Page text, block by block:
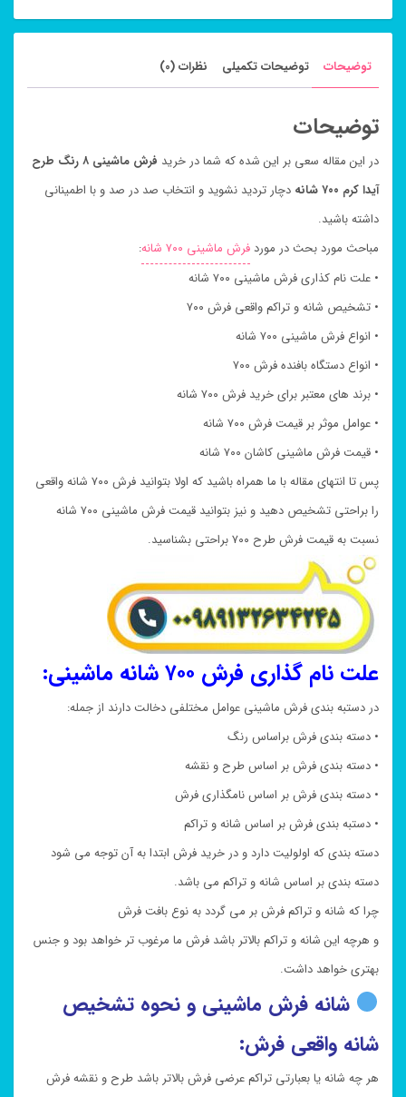
توضیحات توضیحات تکمیلی نظرات (0)
توضیحات
در این مقاله سعی بر این شده که شما در خرید
فرش ماشینی ۸ رنگ طرح
آیدا کرم ۷۰۰ شانه
دچار تردید نشوید و انتخاب صد در صد و با اطمینانی
داشته باشید.
مباحث مورد بحث در موردفرش ماشینی ۷۰۰ شانه
:
• علت نام کذاری فرش ماشینی ۷۰۰ شانه
• تشخیص شانه و تراکم واقعی فرش ۷۰۰
• انواع فرش ماشینی ۷۰۰ شانه
• انواع دستگاه بافنده فرش ۷۰۰
• برند های معتبر برای خرید فرش ۷۰۰ شانه
• عوامل موثر بر قیمت فرش ۷۰۰ شانه
• قیمت فرش ماشینی کاشان ۷۰۰ شانه
پس تا انتهای مقاله با ما همراه باشید که اولا بتوانید فرش ۷۰۰ شانه واقعی
را براحتی تشخیص دهید و نیز بتوانید قیمت فرش ماشینی ۷۰۰ شانه
نسبت به قیمت فرش طرح ۷۰۰ براحتی بشناسید.
علت نام گذاری فرش ۷۰۰ شانه ماشینی:
در دستبه بندی فرش ماشینی عوامل مختلفی دخالت دارند از جمله:
• دسته بندی فرش براساس رنگ
• دسته بندی فرش بر اساس طرح و نقشه
• دسته بندی فرش بر اساس نامگذاری فرش
• دستبه بندی فرش بر اساس شانه و تراکم
دسته بندی که اولولیت دارد و در خرید فرش ابتدا به آن توجه می شود
دسته بندی بر اساس شانه و تراکم می باشد.
چرا که شانه و تراکم فرش بر می گردد به نوع بافت فرش
و هرچه این شانه و تراکم بالاتر باشد فرش ما مرغوب تر خواهد بود و جنس
بهتری خواهد داشت.
شانه فرش ماشینی و نحوه تشخیص
شانه واقعی فرش:
هر چه شانه یا بعبارتی تراکم عرضی فرش بالاتر باشد طرح و نقشه فرش